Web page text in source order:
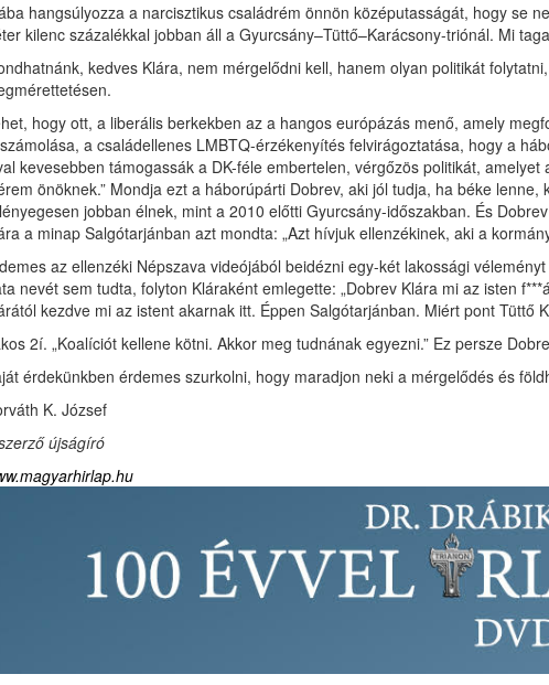
hangsúlyozza a narcisztikus családrém önnön középutasságát, hogy se
kilenc százalékkal jobban áll a Gyurcsány–Tüttő–Karácsony-triónál. Mi
kedves Klára, nem mérgelődni kell, hanem olyan politikát
hogy ott, a liberális berkekben az a hangos európázás menő, amely
a családellenes LMBTQ-érzékenyítés felvirágoztatása, hogy a
kevesebben támogassák a DK-féle embertelen, vérgőzös politikát,
önöknek.” Mondja ezt a háborúpárti Dobrev, aki jól tudja, ha béke
jobban élnek, mint a 2010 előtti Gyurcsány-időszakban. És
a minap Salgótarjánban azt mondta: „Azt hívjuk ellenzékinek, aki a
az ellenzéki Népszava videójából beidézni egy-két lakossági
nevét sem tudta, folyton Kláraként emlegette: „Dobrev Klára mi az isten
kezdve mi az istent akarnak itt. Éppen Salgótarjánban. Miért pont
2í. „Koalíciót kellene kötni. Akkor meg tudnának egyezni.” Ez persze
érdekünkben érdemes szurkolni, hogy maradjon neki a mérgelődés és
K. József
újságíró